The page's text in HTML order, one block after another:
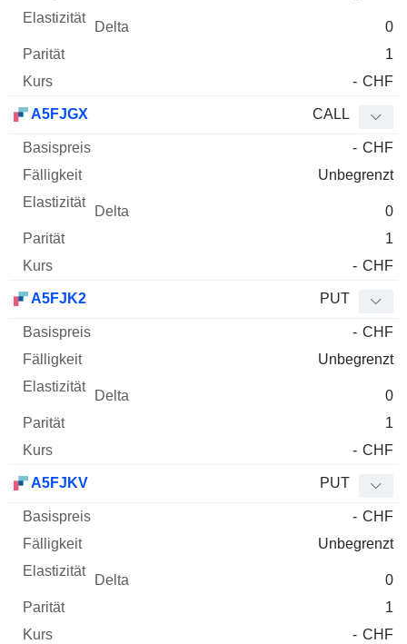
0
1
- CHF
A5FJGX CALL
- CHF
Unbegrenzt
0
1
- CHF
A5FJK2 PUT
- CHF
Unbegrenzt
0
1
- CHF
A5FJKV PUT
- CHF
Unbegrenzt
0
1
- CHF